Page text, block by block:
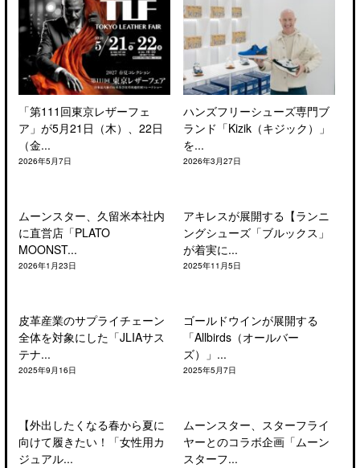
「第111回東京レザーフェ
ア」が5月21日（木）、22日
（金...
2026年5月7日
ハンズフリーシューズ専門ブ
ランド「Kizik（キジック）」
を...
2026年3月27日
ムーンスター、久留米本社内
に直営店「PLATO
MOONST...
2026年1月23日
アキレスが展開する【ランニ
ングシューズ「ブルックス」
が着実に...
2025年11月5日
皮革産業のサプライチェーン
全体を対象にした「JLIAサス
テナ...
2025年9月16日
ゴールドウインが展開する
「Allbirds（オールバー
ズ）」...
2025年5月7日
【外出したくなる春から夏に
向けて履きたい！「女性用カ
ジュアル...
ムーンスター、スターフライ
ヤーとのコラボ企画「ムーン
スターフ...